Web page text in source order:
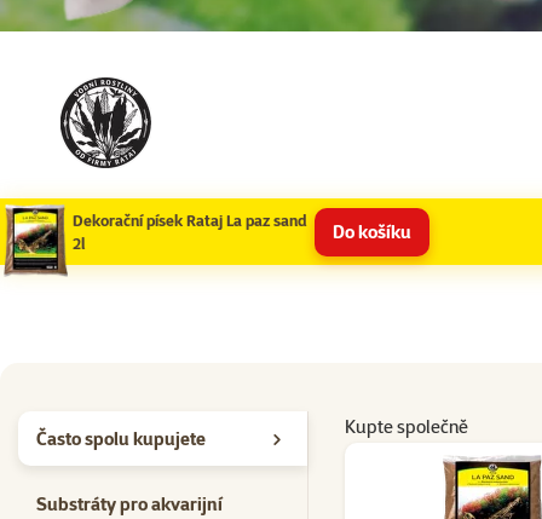
Dekorační písek Rataj La paz sand
2l
Do košíku
Často spolu kupujete
Substráty pro akvarijní
Kupte společně